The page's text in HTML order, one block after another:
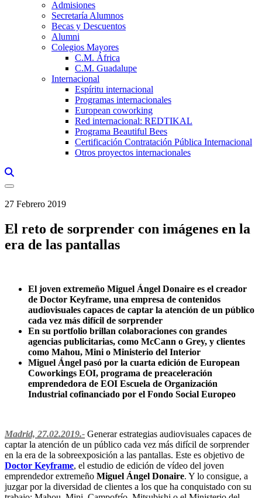
Admisiones
Secretaría Alumnos
Becas y Descuentos
Alumni
Colegios Mayores
C.M. África
C.M. Guadalupe
Internacional
Espíritu internacional
Programas internacionales
European coworking
Red internacional: REDTIKAL
Programa Beautiful Bees
Certificación Contratación Pública Internacional
Otros proyectos internacionales
27 Febrero 2019
El reto de sorprender con imágenes en la
era de las pantallas
El joven extremeño Miguel Ángel Donaire es el creador
de Doctor Keyframe, una empresa de contenidos
audiovisuales capaces de captar la atención de un público
cada vez más difícil de sorprender
En su portfolio brillan colaboraciones con grandes
agencias publicitarias, como McCann o Grey, y clientes
como Mahou, Mini o Ministerio del Interior
Miguel Ángel pasó por la cuarta edición de European
Coworkings EOI, programa de preaceleración
emprendedora de EOI Escuela de Organización
Industrial cofinanciado por el Fondo Social Europeo
Madrid, 27.02.2019.- Generar estrategias audiovisuales capaces de
captar la atención de un público cada vez más difícil de sorprender
en la era de la sobreexposición a las pantallas. Este es objetivo de
Doctor Keyframe, el estudio de edición de vídeo del joven
emprendedor extremeño Miguel Ángel Donaire. Y lo consigue, a
juzgar por la diversidad de clientes a los que ha conquistado con su